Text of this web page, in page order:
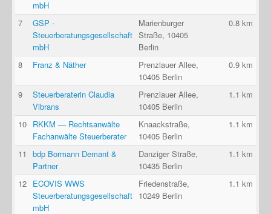
mbH
7
GSP -
Steuerberatungsgesellschaft
mbH
Marienburger
Straße, 10405
Berlin
0.8 km
8 Franz & Näther
Prenzlauer Allee,
10405 Berlin
0.9 km
9
Steuerberaterin Claudia
Vibrans
Prenzlauer Allee,
10405 Berlin
1.1 km
10 RKKM — Rechtsanwälte
Fachanwälte Steuerberater
Knaackstraße,
10405 Berlin
1.1 km
11
bdp Bormann Demant &
Partner
Danziger Straße,
10435 Berlin
1.1 km
12 ECOVIS WWS
Steuerberatungsgesellschaft
mbH
Friedenstraße,
10249 Berlin
1.1 km